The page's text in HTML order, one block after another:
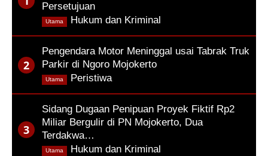
Persetujuan
Hukum dan Kriminal
Utama
Pengendara Motor Meninggal usai Tabrak Truk
Parkir di Ngoro Mojokerto
Peristiwa,
Utama
Sidang Dugaan Penipuan Proyek Fiktif Rp2
Miliar Bergulir di PN Mojokerto, Dua
Terdakwa…
Hukum dan Kriminal
Utama